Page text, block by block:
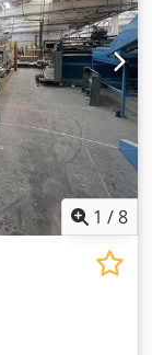
1 /8